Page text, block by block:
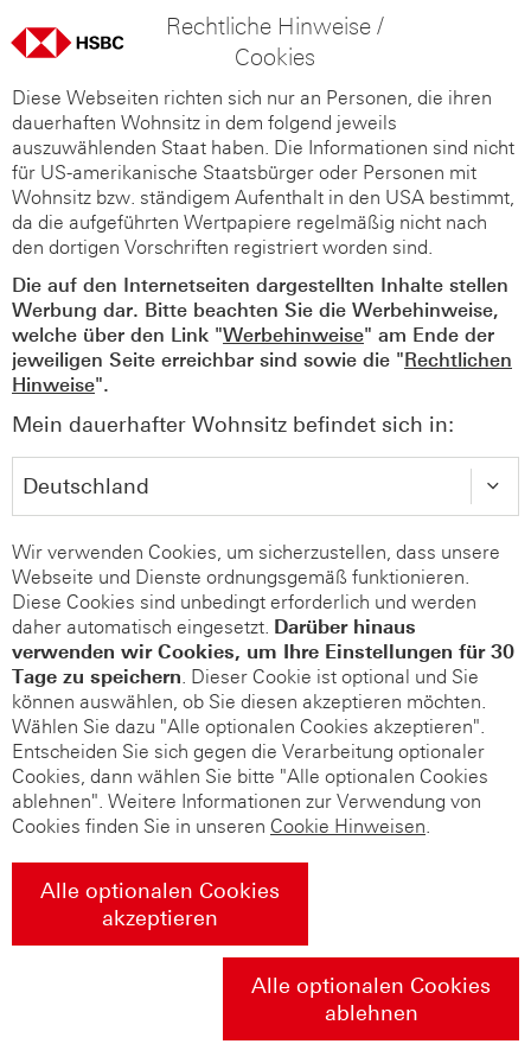
Rechtliche Hinweise /
Cookies
Diese Webseiten richten sich nur an Personen, die ihren
dauerhaften Wohnsitz in dem folgend jeweils
auszuwählenden Staat haben. Die Informationen sind nicht
für US-amerikanische Staatsbürger oder Personen mit
Wohnsitz bzw. ständigem Aufenthalt in den USA bestimmt,
da die aufgeführten Wertpapiere regelmäßig nicht nach
den dortigen Vorschriften registriert worden sind.
Die auf den Internetseiten dargestellten Inhalte stellen
Werbung dar. Bitte beachten Sie die Werbehinweise,
welche über den Link "Werbehinweise" am Ende der
jeweiligen Seite erreichbar sind sowie die "Rechtlichen
Hinweise".
Mein dauerhafter Wohnsitz befindet sich in:
Wir verwenden Cookies, um sicherzustellen, dass unsere
Webseite und Dienste ordnungsgemäß funktionieren.
Diese Cookies sind unbedingt erforderlich und werden
daher automatisch eingesetzt. Darüber hinaus
verwenden wir Cookies, um Ihre Einstellungen für 30
Tage zu speichern. Dieser Cookie ist optional und Sie
können auswählen, ob Sie diesen akzeptieren möchten.
Wählen Sie dazu "Alle optionalen Cookies akzeptieren".
Entscheiden Sie sich gegen die Verarbeitung optionaler
Cookies, dann wählen Sie bitte "Alle optionalen Cookies
ablehnen". Weitere Informationen zur Verwendung von
Cookies finden Sie in unseren Cookie Hinweisen.
Alle optionalen Cookies
akzeptieren
Alle optionalen Cookies
ablehnen